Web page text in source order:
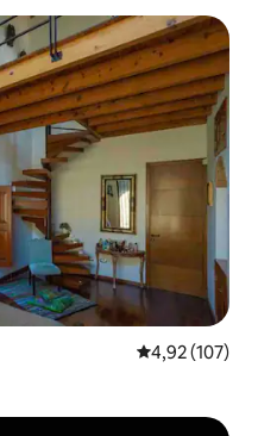
4,92 ud af 5 i
4,92 (107)